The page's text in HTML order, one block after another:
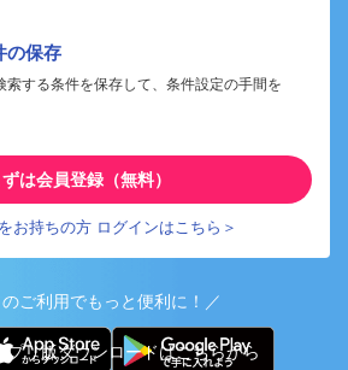
の保存
索する条件を保存して、条件設定の手間を
ずは会員登録（無料）
お持ちの方 ログインはこちら＞
ご利用でもっと便利に！／
プリ版ダウンロードはこちらから